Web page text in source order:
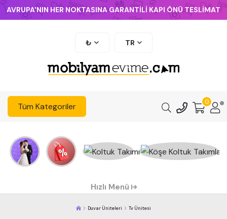
AVRUPA'NIN HER NOKTASINA GARANTİLİ KAPI ÖNÜ TESLİMAT
₺ TR
Tüm Kategoriler 0
Hızlı Menü
Duvar Üniteleri Tv Ünitesi